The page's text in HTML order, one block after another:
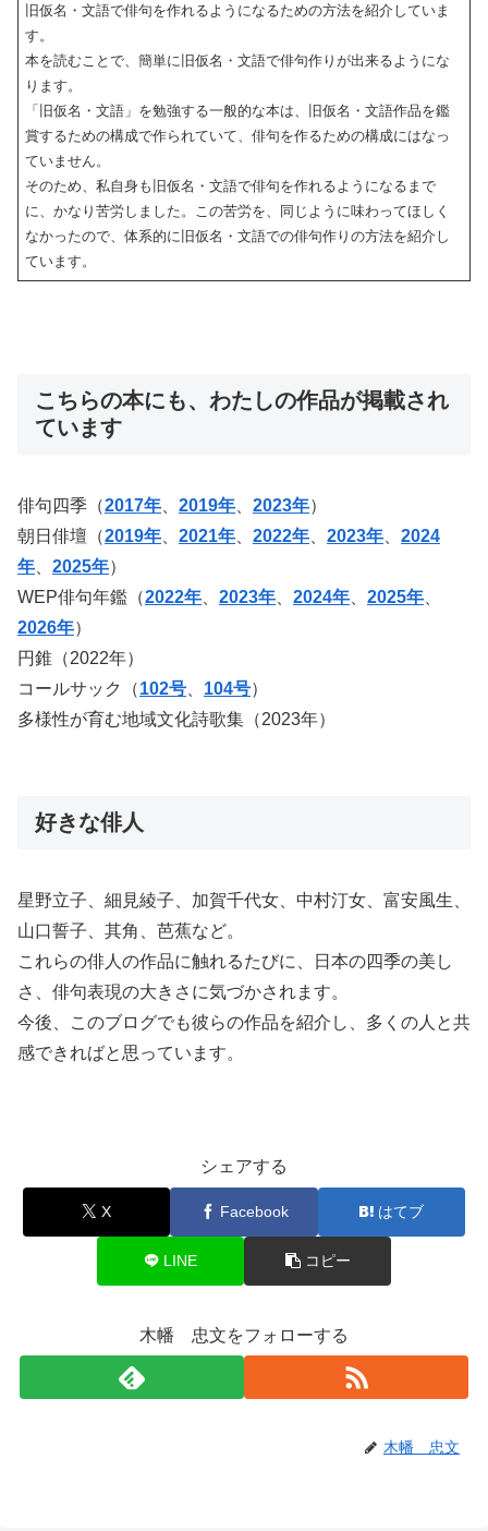
旧仮名・文語で俳句を作れるようになるための方法を紹介していま
す。
本を読むことで、簡単に旧仮名・文語で俳句作りが出来るようにな
ります。
「旧仮名・文語」を勉強する一般的な本は、旧仮名・文語作品を鑑
賞するための構成で作られていて、俳句を作るための構成にはなっ
ていません。
そのため、私自身も旧仮名・文語で俳句を作れるようになるまで
に、かなり苦労しました。この苦労を、同じように味わってほしく
なかったので、体系的に旧仮名・文語での俳句作りの方法を紹介し
ています。
こちらの本にも、わたしの作品が掲載され
ています
俳句四季（2017年 2019年 2023年）
朝日俳壇（2019年 2021年 2022年 2023年
2024
年
2025年）
WEP俳句年鑑（2022年 2023年 2024年 2025年
2026年）
円錐（2022年）
コールサック（102号 104号）
多様性が育む地域文化詩歌集（2023年）
好きな俳人
星野立子、細見綾子、加賀千代女、中村汀女、富安風生、
山口誓子、其角、芭蕉など。
これらの俳人の作品に触れるたびに、日本の四季の美し
さ、俳句表現の大きさに気づかされます。
今後、このブログでも彼らの作品を紹介し、多くの人と共
感できればと思っています。
シェアする
X Facebook はてブ
LINE コピー
木幡 忠文をフォローする
木幡 忠文